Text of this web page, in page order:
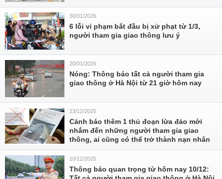
30/01/2026
6 lỗi vi phạm bắt đầu bị xử phạt từ 1/3,
người tham gia giao thông lưu ý
20/01/2026
Nóng: Thông báo tất cả người tham gia
giao thông ở Hà Nội từ 21 giờ hôm nay
23/12/2025
Cảnh báo thêm 1 thủ đoạn lừa đảo mới
nhắm đến những người tham gia giao
thông, ai cũng có thể trở thành nạn nhân
10/12/2025
Thông báo quan trọng từ hôm nay 10/12: